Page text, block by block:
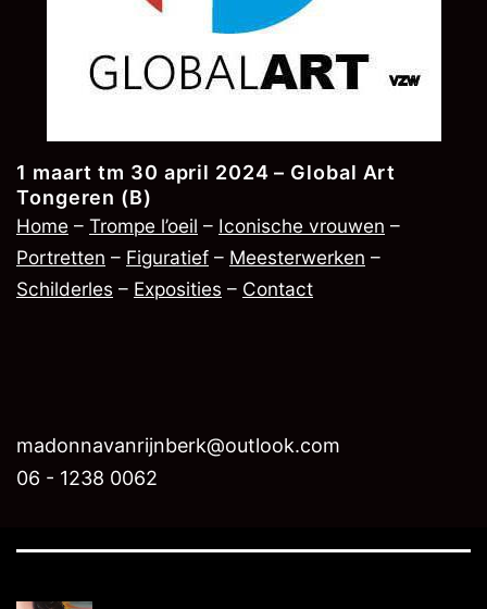
1 maart tm 30 april 2024 – Global Art
Tongeren (B)
Home – Trompe l’oeil – Iconische vrouwen –
Portretten – Figuratief – Meesterwerken –
Schilderles – Exposities – Contact
madonnavanrijnberk@outlook.com
06 - 1238 0062